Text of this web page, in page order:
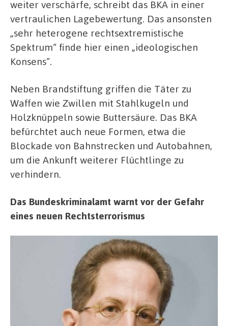
weiter verschärfe, schreibt das BKA in einer
vertraulichen Lagebewertung. Das ansonsten
„sehr heterogene rechtsextremistische
Spektrum“ finde hier einen „ideologischen
Konsens“.
Neben Brandstiftung griffen die Täter zu
Waffen wie Zwillen mit Stahlkugeln und
Holzknüppeln sowie Buttersäure. Das BKA
befürchtet auch neue Formen, etwa die
Blockade von Bahnstrecken und Autobahnen,
um die Ankunft weiterer Flüchtlinge zu
verhindern.
Das Bundeskriminalamt warnt vor der Gefahr
eines neuen Rechtsterrorismus